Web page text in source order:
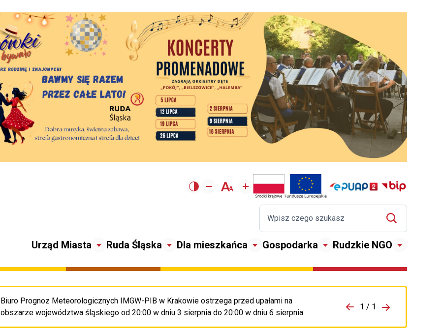
Urząd Miasta Ruda Śląska Dla mieszkańca Gospodarka Rudzkie NGO
Biuro Prognoz Meteorologicznych IMGW-PIB w Krakowie ostrzega przed upałami na
obszarze województwa śląskiego od 20:00 w dniu 3 sierpnia do 20:00 w dniu 6 sierpnia.
Przejdź do porzpedniego komunikatu 1 / 1
Przejdź do